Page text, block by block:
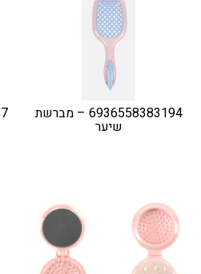
6936558383194 – מברשת
שיער